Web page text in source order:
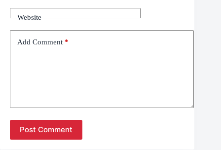
Website
Add Comment *
Post Comment